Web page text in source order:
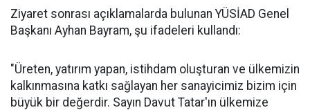
Ziyaret sonrası açıklamalarda bulunan YÜSİAD Genel
Başkanı Ayhan Bayram, şu ifadeleri kullandı:
"Üreten, yatırım yapan, istihdam oluşturan ve ülkemizin
kalkınmasına katkı sağlayan her sanayicimiz bizim için
büyük bir değerdir. Sayın Davut Tatar'ın ülkemize